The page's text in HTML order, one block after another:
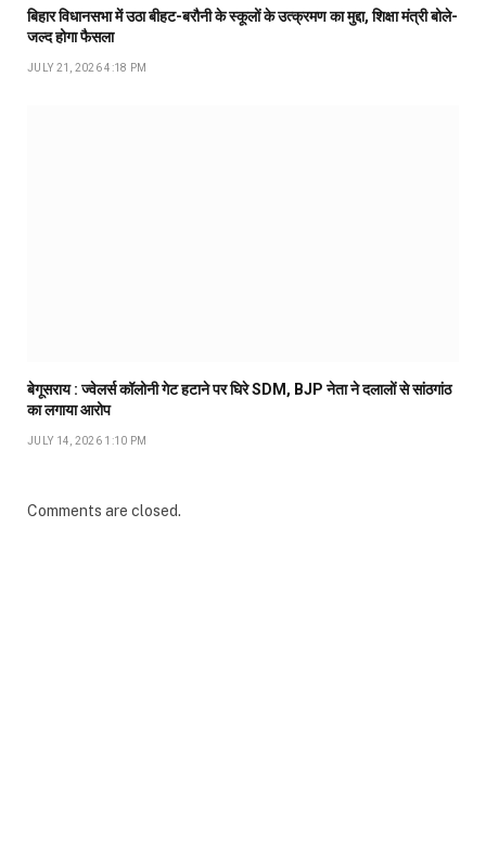
बिहार विधानसभा में उठा बीहट-बरौनी के स्कूलों के उत्क्रमण का मुद्दा, शिक्षा मंत्री बोले-
जल्द होगा फैसला
JULY 21, 2026 4:18 PM
बेगूसराय : ज्वेलर्स कॉलोनी गेट हटाने पर घिरे SDM, BJP नेता ने दलालों से सांठगांठ
का लगाया आरोप
JULY 14, 2026 1:10 PM
Comments are closed.